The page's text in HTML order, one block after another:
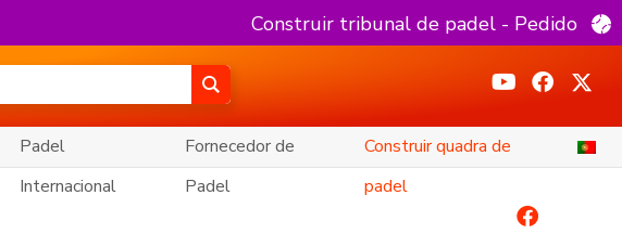
Construir tribunal de padel - Pedido
Padel
Internacional
Fornecedor de
Padel
Construir quadra de
padel